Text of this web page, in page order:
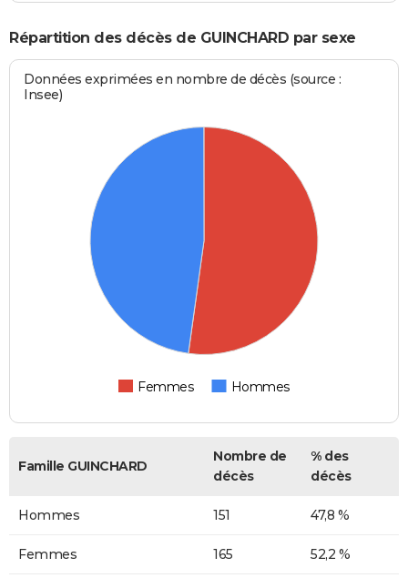
Répartition des décès de GUINCHARD par sexe
Données exprimées en nombre de décès (source :
Insee)
Femmes Hommes
Famille GUINCHARD
Nombre de
décès
% des
décès
Hommes 151 47,8 %
Femmes 165 52,2 %